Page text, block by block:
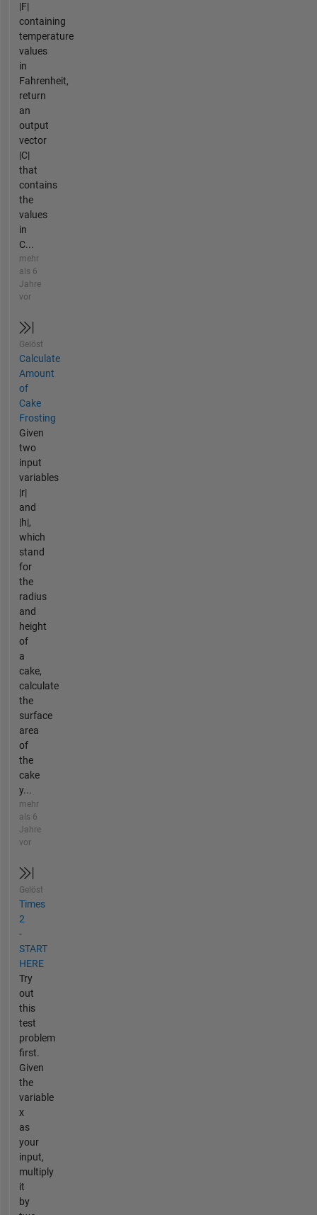
|F|
containing
temperature
values
in
Fahrenheit,
return
an
output
vector
|C|
that
contains
the
values
in
C...
mehr
als 6
Jahre
vor
Gelöst
Calculate
Amount
of
Cake
Frosting
Given
two
input
variables
|r|
and
|h|,
which
stand
for
the
radius
and
height
of
a
cake,
calculate
the
surface
area
of
the
cake
y...
mehr
als 6
Jahre
vor
Gelöst
Times
2
-
START
HERE
Try
out
this
test
problem
first.
Given
the
variable
x
as
your
input,
multiply
it
by